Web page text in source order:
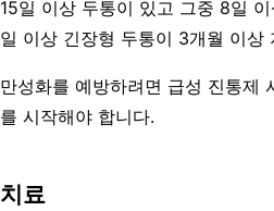
15일 이상 두통이 있고 그중 8일
일 이상 긴장형 두통이 3개월 이상
만성화를 예방하려면 급성 진통제
를 시작해야 합니다.
치료